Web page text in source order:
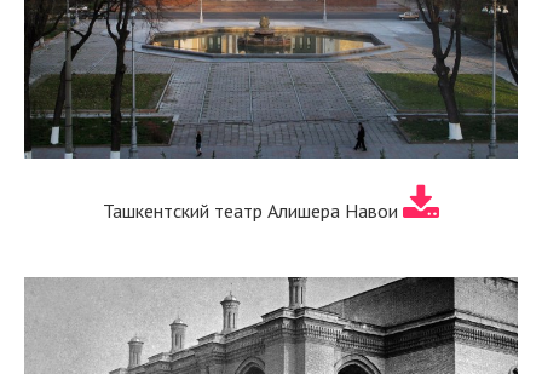
Ташкентский театр Алишера Навои